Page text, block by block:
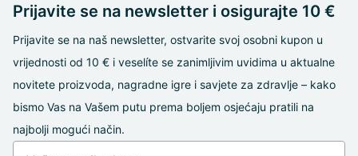
Prijavite se na newsletter i osigurajte 10 €
Prijavite se na naš newsletter, ostvarite svoj osobni kupon u
vrijednosti od 10 € i veselíte se zanimljivim uvidima u aktualne
novitete proizvoda, nagradne igre i savjete za zdravlje – kako
bismo Vas na Vašem putu prema boljem osjećaju pratili na
najbolji mogući način.